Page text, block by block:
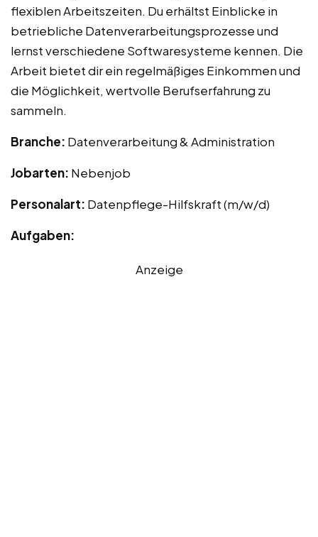
flexiblen Arbeitszeiten. Du erhältst Einblicke in
betriebliche Datenverarbeitungsprozesse und
lernst verschiedene Softwaresysteme kennen. Die
Arbeit bietet dir ein regelmäßiges Einkommen und
die Möglichkeit, wertvolle Berufserfahrung zu
sammeln.
Branche: Datenverarbeitung & Administration
Jobarten: Nebenjob
Personalart: Datenpflege-Hilfskraft (m/w/d)
Aufgaben:
Anzeige